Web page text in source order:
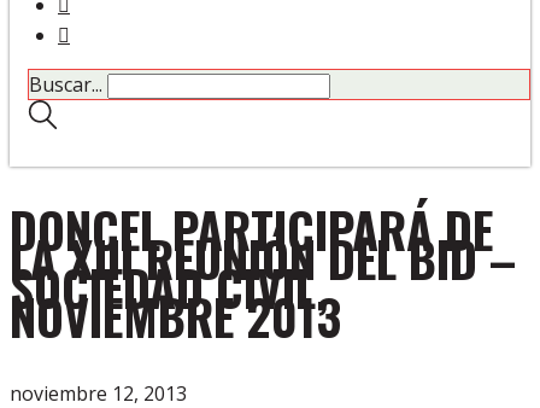
Buscar...
DONCEL PARTICIPARÁ DE
LA XIII REUNIÓN DEL BID –
SOCIEDAD CIVIL,
NOVIEMBRE 2013
noviembre 12, 2013